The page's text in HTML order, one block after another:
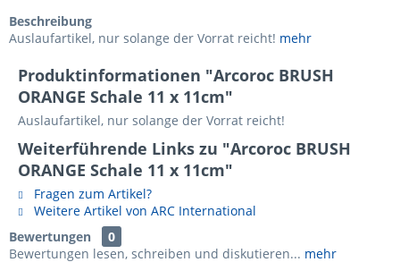
Beschreibung
Auslaufartikel, nur solange der Vorrat reicht! mehr
Produktinformationen "Arcoroc BRUSH
ORANGE Schale 11 x 11cm"
Auslaufartikel, nur solange der Vorrat reicht!
Weiterführende Links zu "Arcoroc BRUSH
ORANGE Schale 11 x 11cm"
Fragen zum Artikel?
Weitere Artikel von ARC International
Bewertungen
0
Bewertungen lesen, schreiben und diskutieren... mehr